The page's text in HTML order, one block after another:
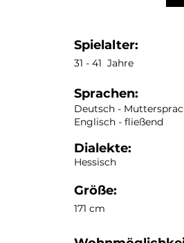
Spielalter:
31 - 41 Jahre
Sprachen:
Deutsch -
Englisch - fließend
Dialekte:
Hessisch
Größe:
171 cm